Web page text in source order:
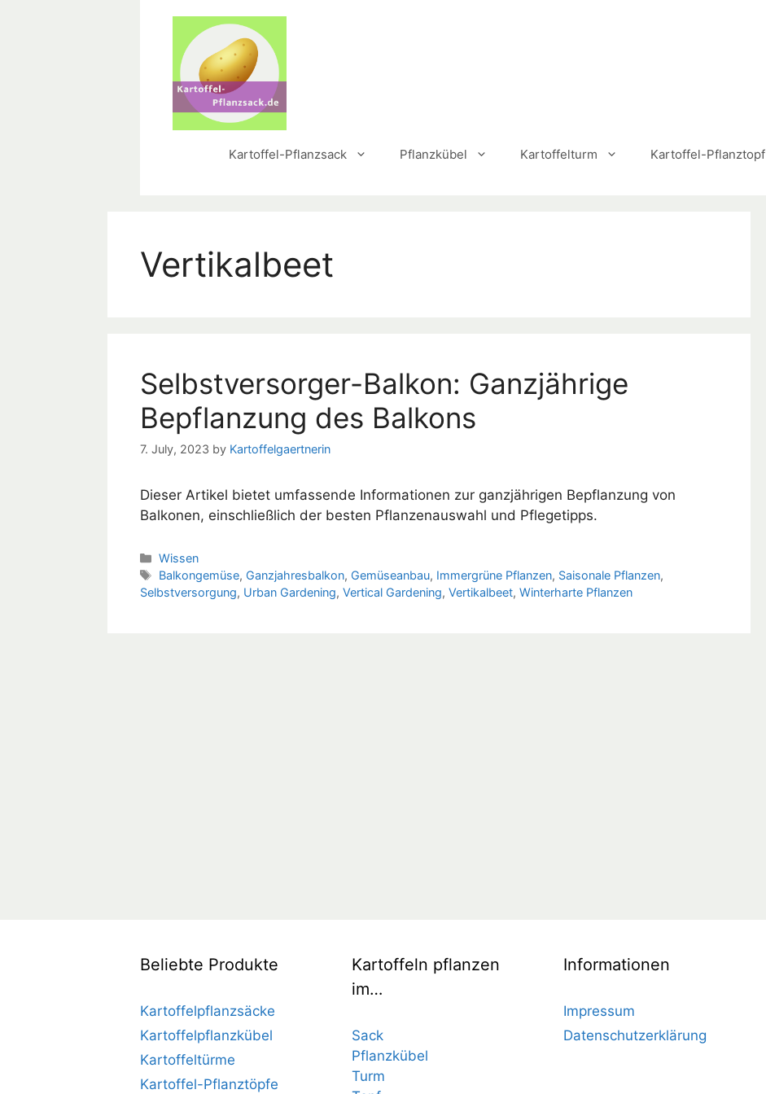
Kartoffel-Pflanzsack Pflanzkübel Kartoffelturm Kartoffel-Pflanztopf
Vertikalbeet
Selbstversorger-Balkon: Ganzjährige
Bepflanzung des Balkons
7. July, 2023 by Kartoffelgaertnerin
Dieser Artikel bietet umfassende Informationen zur ganzjährigen Bepflanzung von
Balkonen, einschließlich der besten Pflanzenauswahl und Pflegetipps.
Categories
Wissen
Tags
Balkongemüse, Ganzjahresbalkon, Gemüseanbau, Immergrüne Pflanzen, Saisonale Pflanzen,
Selbstversorgung, Urban Gardening, Vertical Gardening, Vertikalbeet, Winterharte Pflanzen
Beliebte Produkte
Kartoffelpflanzsäcke
Kartoffelpflanzkübel
Kartoffeltürme
Kartoffel-Pflanztöpfe
Kartoffeln pflanzen
im…
Sack
Pflanzkübel
Turm
Informationen
Impressum
Datenschutzerklärung